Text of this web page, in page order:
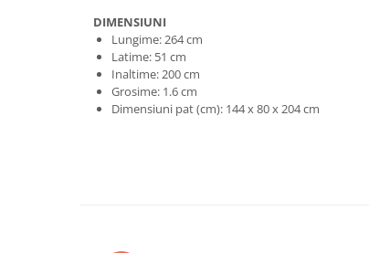
DIMENSIUNI
Lungime: 264 cm
Latime: 51 cm
Inaltime: 200 cm
Grosime: 1.6 cm
Dimensiuni pat (cm): 144 x 80 x 204 cm